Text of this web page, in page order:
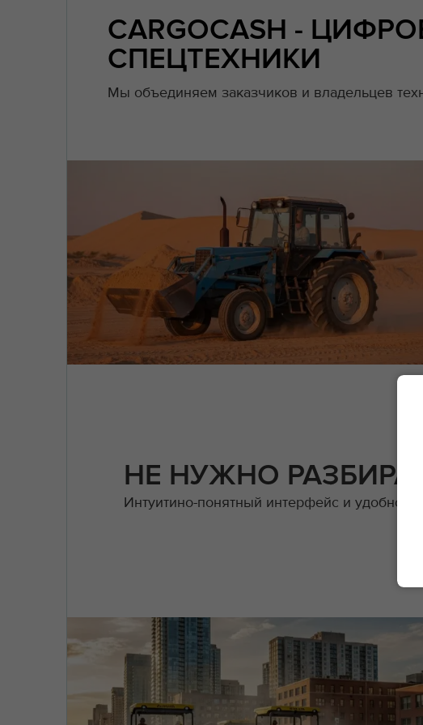
CARGOCASH -
СПЕЦТЕХНИКИ
Мы объединяем заказчиков и владельцев
НЕ НУЖНО
Интуитино-понятный интерфейс и удобное